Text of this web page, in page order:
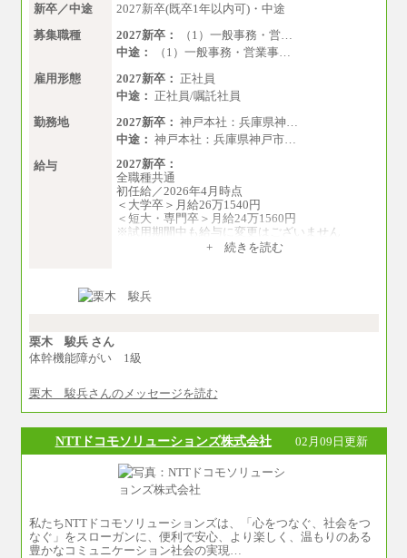
月給187,500円～(※1)、184,000円～(※2)、180,5
00円～(※3)、170,500～(※4)、168,000円～（※
5）
※2…大阪府、京都府、兵庫県、滋賀県
※3…愛知県、静岡県
県、新潟県、富山県、石川県、岡山県、広島
県、山口県、香川県、福岡県
※5…青森県、鳥取県、島根県、愛媛県、高知
県、大分県、長崎県、熊本県、宮崎県、鹿児島
県、沖縄県、福島県、山形県
◆パート・アルバイト
時給制：最低時給額 1,050円～ ※勤務地により異
なる。
新卒／中途
2027新卒(既卒1年以内可)・中途
募集職種
2027新卒：
（1）一般事務・営…
中途：
（1）一般事務・営業事…
雇用形態
2027新卒： 正社員
中途： 正社員/嘱託社員
勤務地
2027新卒： 神戸本社：兵庫県神…
中途： 神戸本社：兵庫県神戸市…
給与
2027新卒：
全職種共通
初任給／2026年4月時点
＜大学卒＞月給26万1540円
＜短大・専門卒＞月給24万1560円
※試用期間中も給与に変更はございません
※試用期間中も給与に変更はございません
+ 続きを読む
栗木 駿兵 さん
体幹機能障がい 1級
栗木 駿兵さんのメッセージを読む
NTTドコモソリューションズ株式会社 02月09日更新
私たちNTTドコモソリューションズは、「心をつなぐ、社会をつ
なぐ」をスローガンに、便利で安心、より楽しく、温もりのある
豊かなコミュニケーション社会の実現…